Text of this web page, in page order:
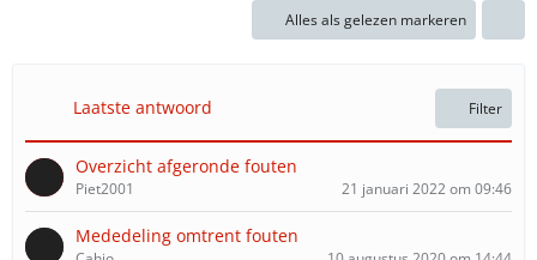
Alles als gelezen markeren
Laatste antwoord Filter
Overzicht afgeronde fouten
Piet2001 21 januari 2022 om 09:46
Mededeling omtrent fouten